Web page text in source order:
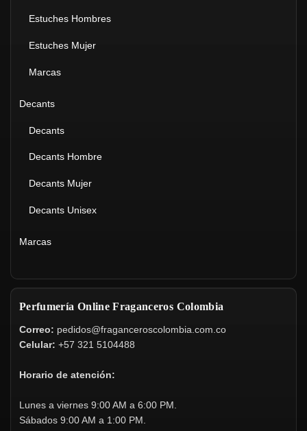
Estuches Hombres
Estuches Mujer
Marcas
Decants
Decants
Decants Hombre
Decants Mujer
Decants Unisex
Marcas
Perfumería Online Fraganceros Colombia
Correo: pedidos@fraganceroscolombia.com.co
Celular: +57 321 5104488
Horario de atención:
Lunes a viernes 9:00 AM a 6:00 PM.
Sábados 9:00 AM a 1:00 PM.